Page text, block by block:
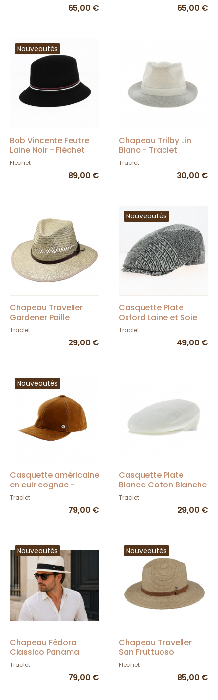
65,00 € 65,00 €
Nouveautés
Bob Vincente Feutre
Laine Noir - Fléchet
Flechet
89,00 €
Chapeau Trilby Lin
Blanc - Traclet
Traclet
30,00 €
Chapeau Traveller
Gardener Paille
Traclet
Traclet
29,00 €
Nouveautés
Casquette Plate
Oxford Laine et Soie
Gris - Traclet
Traclet
49,00 €
Nouveautés
Casquette américaine
en cuir cognac -
Flechet
Traclet
79,00 €
Casquette Plate
Bianca Coton Blanche
- Traclet
Traclet
29,00 €
Nouveautés
Chapeau Fédora
Classico Panama
Blanchi - Traclet
Traclet
79,00 €
Nouveautés
Chapeau Traveller
San Fruttuoso
Ceinture Camel -
Flechet
85,00 €